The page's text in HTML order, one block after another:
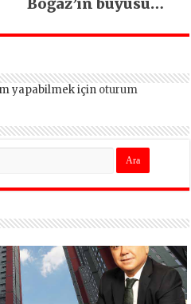
yapabilmek için oturum